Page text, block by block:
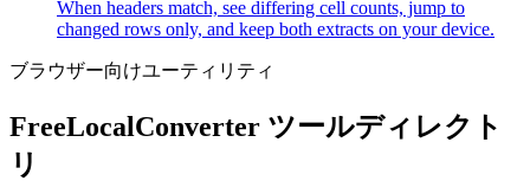
When headers match, see differing cell counts, jump to
changed rows only, and keep both extracts on your device.
ブラウザー向けユーティリティ
FreeLocalConverter ツールディレクト
リ